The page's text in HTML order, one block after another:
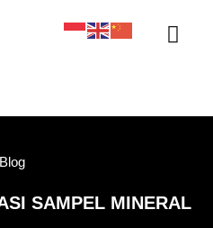
Blog
SAMPEL MINERAL